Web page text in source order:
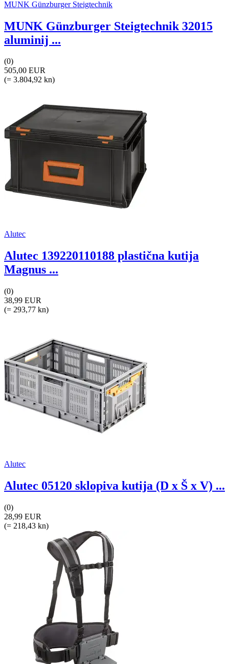
MUNK Günzburger Steigtechnik
MUNK Günzburger Steigtechnik 32015
aluminij ...
(0)
505,00 EUR
(= 3.804,92 kn)
Alutec
Alutec 139220110188 plastična kutija
Magnus ...
(0)
38,99 EUR
(= 293,77 kn)
Alutec
Alutec 05120 sklopiva kutija (D x Š x V) ...
(0)
28,99 EUR
(= 218,43 kn)